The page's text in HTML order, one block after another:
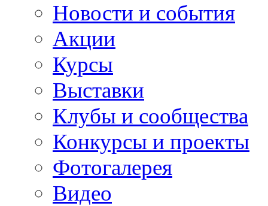
Новости и события
Акции
Курсы
Выставки
Клубы и сообщества
Конкурсы и проекты
Фотогалерея
Видео